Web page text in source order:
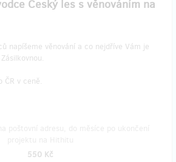
Český les s věnováním na
napíšeme věnování a co nejdříve Vám je
ČR v ceně.
550 Kč